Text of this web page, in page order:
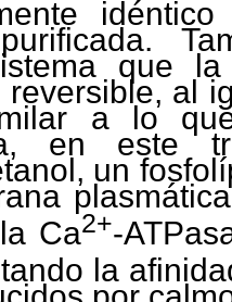
que
al
a lo
en este
un
Ca2+-
la